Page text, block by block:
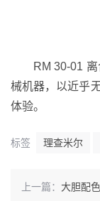
RM 30-01
械机器，以近乎
体验。
标签 理查米尔
上一篇： 大胆配色 翱